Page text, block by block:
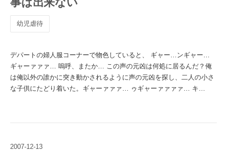
幼児虐待
デパートの婦人服コーナーで物色していると、 ギャー…ンギャー…
ギャーァァァ… 嗚呼、またか… この声の元凶は何処に居るんだ？俺
は俺以外の誰かに突き動かされるように声の元凶を探し、二人の小さ
な子供にたどり着いた。ギャーァァァ… ゥギャーァァァァ… キ…
2007-12-13